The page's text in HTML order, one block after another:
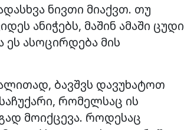
ნივთი მიაქვთ. თუ
ანიჭებს, მაშინ ამაში ცუდი
ეს ასოცირდება მის
ბავშვს დავუხატოთ
რომელსაც ის
მოიქცევა. როდესაც